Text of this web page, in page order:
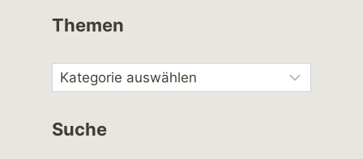
Themen
Suche